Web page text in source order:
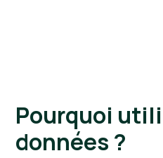
Pourquoi
données ?